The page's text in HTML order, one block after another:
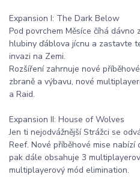
Expansion I: The Dark Below
Pod povrchem Měsíce číhá dávno
hlubiny ďáblova jícnu a zastavte
invazi na Zemi.
Rozšíření zahrnuje nové
zbraně a výbavu, nové
a Raid.
Expansion II: House of Wolves
Jen ti nejodvážnější Strážci se
Reef. Nové příběhové mise
pak dále obsahuje 3
multiplayerový mód elimination.